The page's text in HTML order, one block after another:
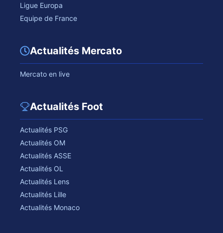
Ligue Europa
Equipe de France
Actualités Mercato
Mercato en live
Actualités Foot
Actualités PSG
Actualités OM
Actualités ASSE
Actualités OL
Actualités Lens
Actualités Lille
Actualités Monaco